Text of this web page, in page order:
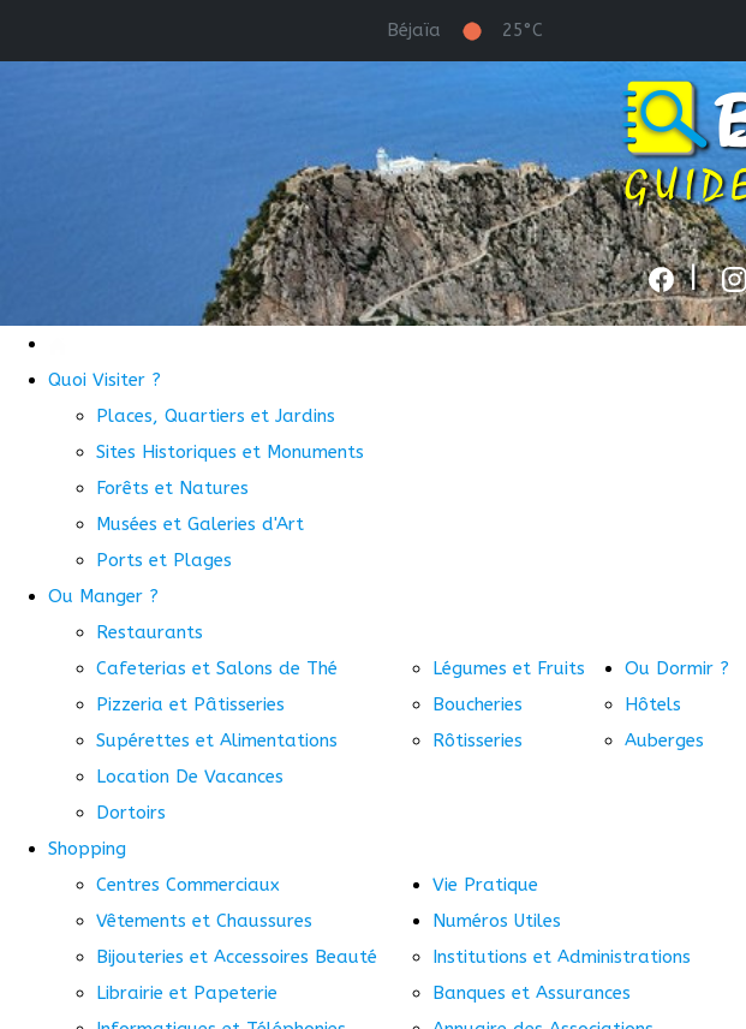
Béjaïa 25°C
|
Quoi Visiter ?
Places, Quartiers et Jardins
Sites Historiques et Monuments
Forêts et Natures
Musées et Galeries d'Art
Ports et Plages
Ou Manger ?
Restaurants
Cafeterias et Salons de Thé
Pizzeria et Pâtisseries
Supérettes et Alimentations
Légumes et Fruits
Boucheries
Rôtisseries
Ou Dormir ?
Hôtels
Auberges
Location De Vacances
Dortoirs
Shopping
Centres Commerciaux
Vêtements et Chaussures
Bijouteries et Accessoires Beauté
Librairie et Papeterie
Vie Pratique
Numéros Utiles
Institutions et Administrations
Banques et Assurances